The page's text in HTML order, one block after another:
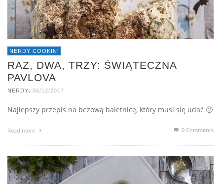
NERDY COOKIN'
RAZ, DWA, TRZY: ŚWIĄTECZNA
PAVLOVA
NERDY 06/12/2017
Najlepszy przepis na bezową baletnicę, który musi się udać 🙂
Read more 0 Comments